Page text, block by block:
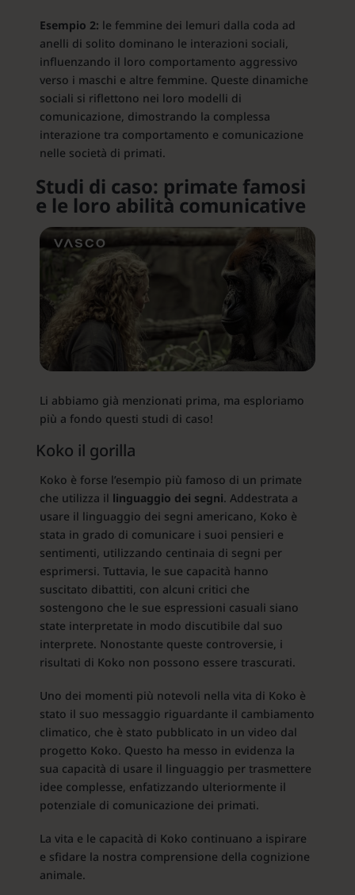
Esempio 2: le femmine dei lemuri dalla coda ad
anelli di solito dominano le interazioni sociali,
influenzando il loro comportamento aggressivo
verso i maschi e altre femmine. Queste dinamiche
sociali si riflettono nei loro modelli di
comunicazione, dimostrando la complessa
interazione tra comportamento e comunicazione
nelle società di primati.
Studi di caso: primate famosi
e le loro abilità comunicative
Li abbiamo già menzionati prima, ma esploriamo
più a fondo questi studi di caso!
Koko il gorilla
Koko è forse l’esempio più famoso di un primate
che utilizza il linguaggio dei segni. Addestrata a
usare il linguaggio dei segni americano, Koko è
stata in grado di comunicare i suoi pensieri e
sentimenti, utilizzando centinaia di segni per
esprimersi. Tuttavia, le sue capacità hanno
suscitato dibattiti, con alcuni critici che
sostengono che le sue espressioni casuali siano
state interpretate in modo discutibile dal suo
interprete. Nonostante queste controversie, i
risultati di Koko non possono essere trascurati.
Uno dei momenti più notevoli nella vita di Koko è
stato il suo messaggio riguardante il cambiamento
climatico, che è stato pubblicato in un video dal
progetto Koko. Questo ha messo in evidenza la
sua capacità di usare il linguaggio per trasmettere
idee complesse, enfatizzando ulteriormente il
potenziale di comunicazione dei primati.
La vita e le capacità di Koko continuano a ispirare
e sfidare la nostra comprensione della cognizione
animale.